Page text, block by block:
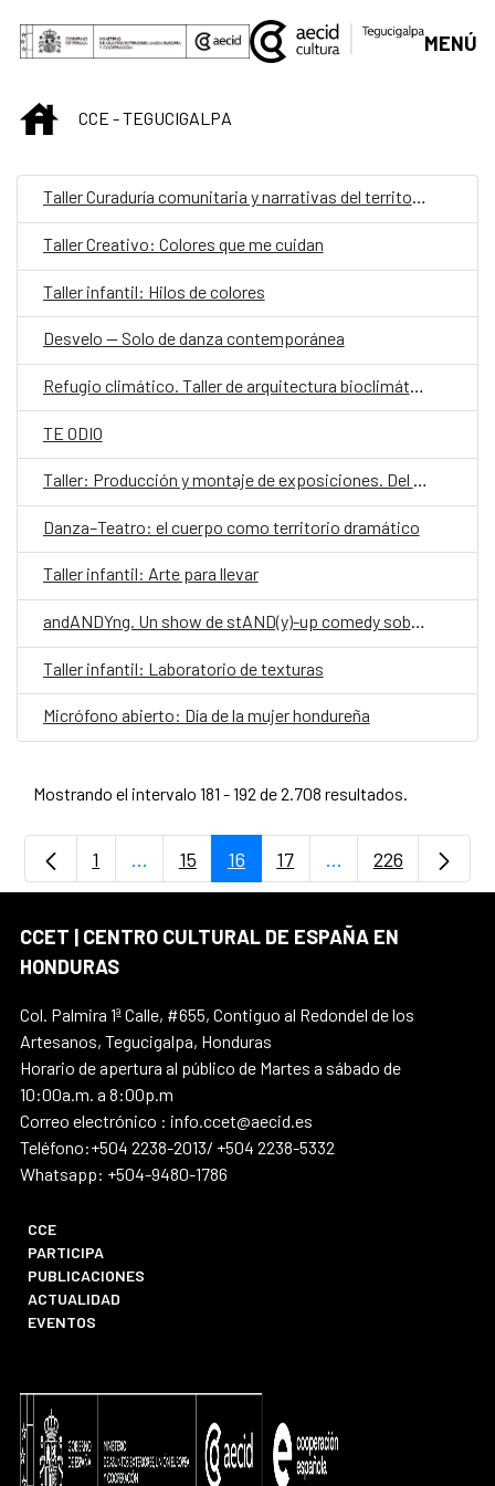
Saltar al contenido principal
MENÚ
INICIOCCE - TEGUCIGALPA
Taller Curaduría comunitaria y narrativas del territorio
Taller Creativo: Colores que me cuidan
Taller infantil: Hilos de colores
Desvelo — Solo de danza contemporánea
Refugio climático. Taller de arquitectura bioclimática y proyecto aplicado
TE ODIO
Taller: Producción y montaje de exposiciones. Del concepto a la realidad
Danza–Teatro: el cuerpo como territorio dramático
Taller infantil: Arte para llevar
andANDYng. Un show de stAND(y)-up comedy sobre vivir, morir y llegar a los treinta.
Taller infantil: Laboratorio de texturas
Micrófono abierto: Día de la mujer hondureña
Mostrando el intervalo 181 - 192 de 2.708 resultados.
Página
1 ...Páginas intermedias Use TAB para
Página
15 Página
16 Página
17 ...PáginasPágina
226
CCET | CENTRO CULTURAL DE ESPAÑA EN
HONDURAS
Col. Palmira 1ª Calle, #655, Contiguo al Redondel de los
Artesanos, Tegucigalpa, Honduras
Horario de apertura al público de Martes a sábado de
10:00a.m. a 8:00p.m
Correo electrónico : info.ccet@aecid.es
Teléfono:+504 2238-2013/ +504 2238-5332
Whatsapp: +504-9480-1786
CCE
PARTICIPA
PUBLICACIONES
ACTUALIDAD
EVENTOS